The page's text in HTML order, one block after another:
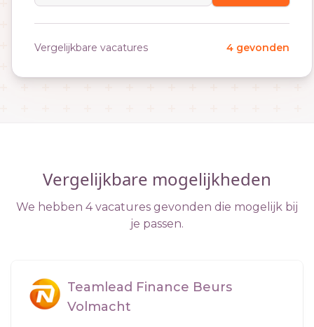
Vergelijkbare vacatures 4 gevonden
Vergelijkbare mogelijkheden
We hebben 4 vacatures gevonden die mogelijk bij
je passen.
Teamlead Finance Beurs
Volmacht